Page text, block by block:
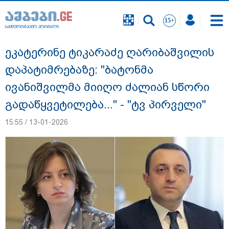
საინფორმაციო პორტალი
სასკოლო ფორმების ჩინეთიდან
საქართველოში მოწოდება სამ ეტაპად
მოხდება - დეტალები
საინფორმაციო პორტალი
ეკატერინე ტიკარაძე ღარიბაშვილის
დაპატიმრებაზე: "ბატონმა
ივანიშვილმა მიიღო ძალიან სწორი
გადაწყვეტილება..." - "ტვ პირველი"
15:55 / 13-01-2026